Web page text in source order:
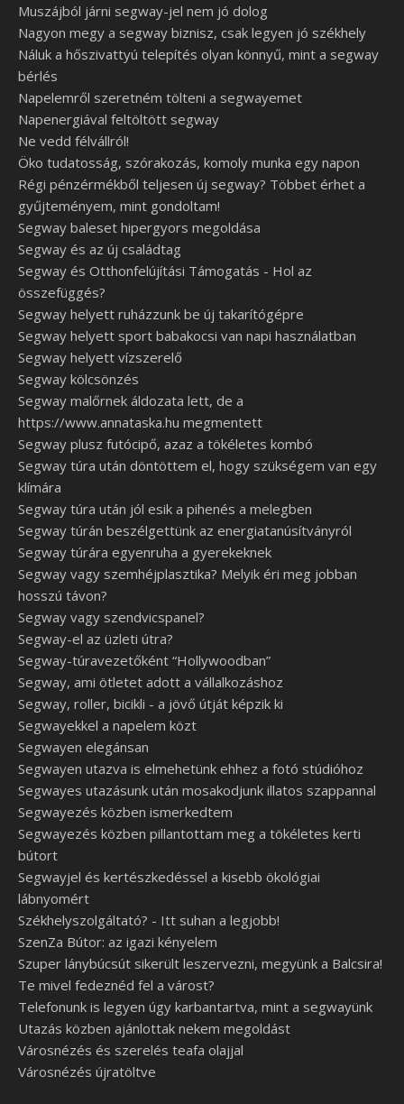
Muszájból járni segway-jel nem jó dolog
Nagyon megy a segway biznisz, csak legyen jó székhely
Náluk a hőszivattyú telepítés olyan könnyű, mint a segway
bérlés
Napelemről szeretném tölteni a segwayemet
Napenergiával feltöltött segway
Ne vedd félvállról!
Öko tudatosság, szórakozás, komoly munka egy napon
Régi pénzérmékből teljesen új segway? Többet érhet a
gyűjteményem, mint gondoltam!
Segway baleset hipergyors megoldása
Segway és az új családtag
Segway és Otthonfelújítási Támogatás - Hol az
összefüggés?
Segway helyett ruházzunk be új takarítógépre
Segway helyett sport babakocsi van napi használatban
Segway helyett vízszerelő
Segway kölcsönzés
Segway malőrnek áldozata lett, de a
https://www.annataska.hu megmentett
Segway plusz futócipő, azaz a tökéletes kombó
Segway túra után döntöttem el, hogy szükségem van egy
klímára
Segway túra után jól esik a pihenés a melegben
Segway túrán beszélgettünk az energiatanúsítványról
Segway túrára egyenruha a gyerekeknek
Segway vagy szemhéjplasztika? Melyik éri meg jobban
hosszú távon?
Segway vagy szendvicspanel?
Segway-el az üzleti útra?
Segway-túravezetőként “Hollywoodban”
Segway, ami ötletet adott a vállalkozáshoz
Segway, roller, bicikli - a jövő útját képzik ki
Segwayekkel a napelem közt
Segwayen elegánsan
Segwayen utazva is elmehetünk ehhez a fotó stúdióhoz
Segwayes utazásunk után mosakodjunk illatos szappannal
Segwayezés közben ismerkedtem
Segwayezés közben pillantottam meg a tökéletes kerti
bútort
Segwayjel és kertészkedéssel a kisebb ökológiai
lábnyomért
Székhelyszolgáltató? - Itt suhan a legjobb!
SzenZa Bútor: az igazi kényelem
Szuper lánybúcsút sikerült leszervezni, megyünk a Balcsira!
Te mivel fedeznéd fel a várost?
Telefonunk is legyen úgy karbantartva, mint a segwayünk
Utazás közben ajánlottak nekem megoldást
Városnézés és szerelés teafa olajjal
Városnézés újratöltve